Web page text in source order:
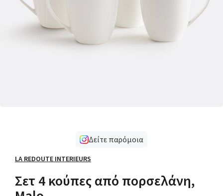
Δείτε παρόμοια
LA REDOUTE INTERIEURS
Σετ 4 κούπες από πορσελάνη,